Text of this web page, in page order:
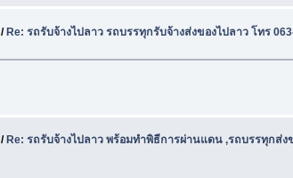
/Re: รถรับจ้างไปลาว รถบรรทุกรับจ้างส่งของไปลาว โทร
/ Re: รถรับจ้างไปลาว พร้อมทำพิธีการผ่านแดน ,รถบรรทุกส่ง